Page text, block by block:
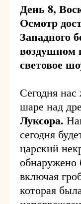
День 8,
Осмотр
Западного
воздушном
световое
Сегодня
шаре над
Луксора.
сегодня
царский
обнаружено
включая
которая